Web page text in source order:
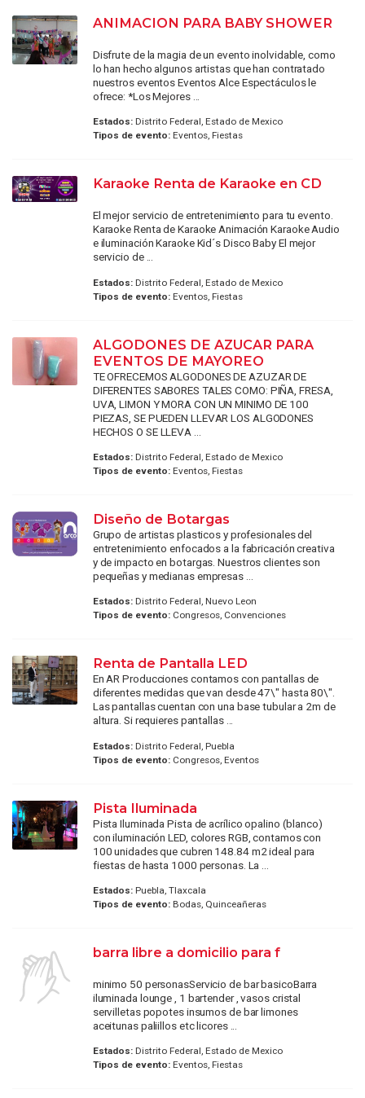
ANIMACION PARA BABY SHOWER
Disfrute de la magia de un evento inolvidable, como
lo han hecho algunos artistas que han contratado
nuestros eventos Eventos Alce Espectáculos le
ofrece: *Los Mejores ...
Estados:Distrito Federal, Estado de Mexico
Tipos de evento:Eventos, Fiestas
Karaoke Renta de Karaoke en CD
El mejor servicio de entretenimiento para tu evento.
Karaoke Renta de Karaoke Animación Karaoke Audio
e iluminación Karaoke Kid´s Disco Baby El mejor
servicio de ...
Estados:Distrito Federal, Estado de Mexico
Tipos de evento:Eventos, Fiestas
ALGODONES DE AZUCAR PARA
EVENTOS DE MAYOREO
TE OFRECEMOS ALGODONES DE AZUZAR DE
DIFERENTES SABORES TALES COMO: PIÑA, FRESA,
UVA, LIMON Y MORA CON UN MINIMO DE 100
PIEZAS, SE PUEDEN LLEVAR LOS ALGODONES
HECHOS O SE LLEVA ...
Estados:Distrito Federal, Estado de Mexico
Tipos de evento:Eventos, Fiestas
Diseño de Botargas
Grupo de artistas plasticos y profesionales del
entretenimiento enfocados a la fabricación creativa
y de impacto en botargas. Nuestros clientes son
pequeñas y medianas empresas ...
Estados:Distrito Federal, Nuevo Leon
Tipos de evento:Congresos, Convenciones
Renta de Pantalla LED
En AR Producciones contamos con pantallas de
diferentes medidas que van desde 47\" hasta 80\".
Las pantallas cuentan con una base tubular a 2m de
altura. Si requieres pantallas ...
Estados:Distrito Federal, Puebla
Tipos de evento:Congresos, Eventos
Pista Iluminada
Pista Iluminada Pista de acrílico opalino (blanco)
con iluminación LED, colores RGB, contamos con
100 unidades que cubren 148.84 m2 ideal para
fiestas de hasta 1000 personas. La ...
Estados:Puebla, Tlaxcala
Tipos de evento:Bodas, Quinceañeras
barra libre a domicilio para f
minimo 50 personas​ Servicio de bar basico​ Barra
iluminada lounge , 1 bartender , vasos cristal
servilletas popotes insumos de bar limones
aceitunas paliillos etc licores ...
Estados:Distrito Federal, Estado de Mexico
Tipos de evento:Eventos, Fiestas